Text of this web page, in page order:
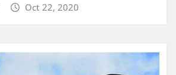
Oct 22, 2020